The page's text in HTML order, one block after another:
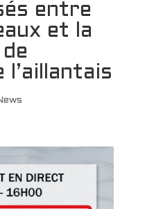
entre
et la
l’aillantais